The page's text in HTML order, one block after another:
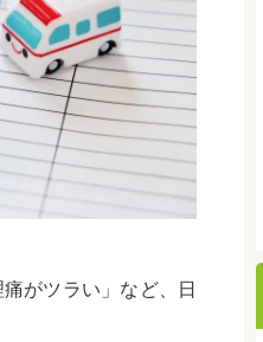
がツラい」など、日